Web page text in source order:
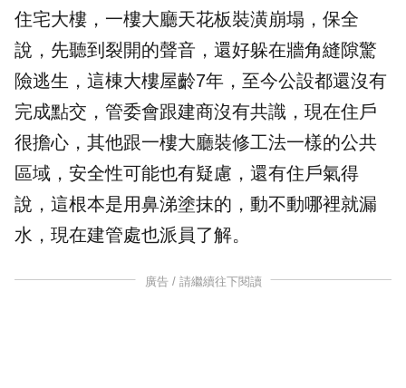
住宅大樓 ，一樓大廳天花板裝潢崩塌， 保全
說，先聽到裂開的聲音，還好躲在牆角縫隙驚
險逃生，這棟大樓屋齡7年，至今公設都還沒有
完成點交，管委會跟建商沒有共識，現在住戶
很擔心，其他跟一樓大廳裝修工法一樣的公共
區域，安全性可能也有疑慮，還有住戶氣得
說，這根本是用鼻涕塗抹的，動不動哪裡就漏
水，現在建管處也派員了解。
廣告 / 請繼續往下閱讀